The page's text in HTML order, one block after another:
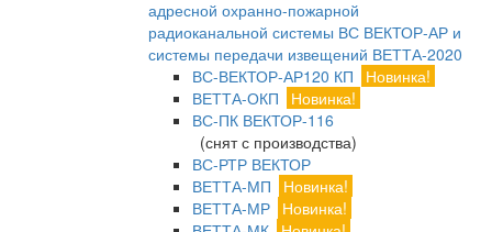
адресной охранно-пожарной
радиоканальной системы ВС ВЕКТОР-АР и
системы передачи извещений ВЕТТА-2020
ВС-ВЕКТОР-АР120 КП
Новинка!
ВЕТТА-ОКП
Новинка!
ВС-ПК ВЕКТОР-116
(снят с производства)
ВС-РТР ВЕКТОР
ВЕТТА-МП
Новинка!
ВЕТТА-МР Новинка!